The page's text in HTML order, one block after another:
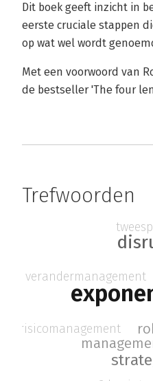
Dit boek geeft inzicht in
eerste cruciale stappen
op wat wel wordt
Met een voorwoord van
de bestseller 'The four
Trefwoorden
risicomanagement
verandermanagement